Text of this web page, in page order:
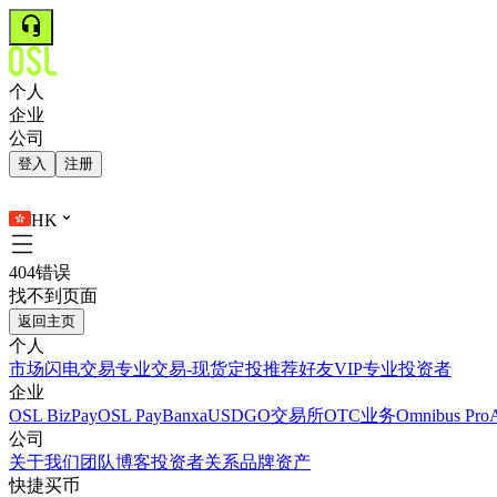
个人
企业
公司
登入 注册
HK
404错误
找不到页面
返回主页
个人
市场闪电交易专业交易-现货定投推荐好友VIP专业投资者
企业
OSL BizPayOSL PayBanxaUSDGO交易所OTC业务Omnibus Pro
公司
关于我们团队博客投资者关系品牌资产
快捷买币